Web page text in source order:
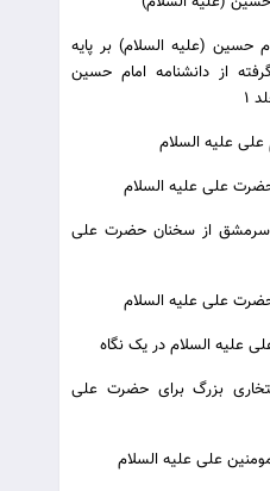
حسين (علیه السلام) بر پايه
از دانشنامه امام حسين
1
علیه السلام
علی علیه السلام
سرمشق از سخنان حضرت علی
علی علیه السلام
علیه السلام در یک نگاه
بزرگ برای حضرت علی
علی علیه السلام